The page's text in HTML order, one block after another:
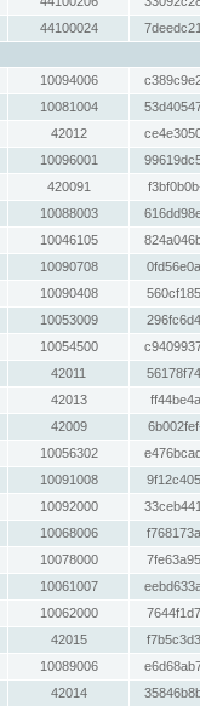
44100024
10094006
10081004
42012
10096001
420091
10088003
10046105
10090708
10090408
10053009
10054500
42011
42013
42009
10056302
10091008
10092000
10068006
10078000
10061007
10062000
42015
10089006
42014